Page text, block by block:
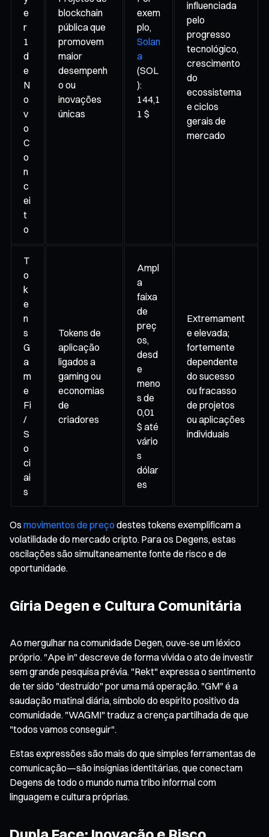
e
r
1
d
e
N
o
v
o
C
o
n
c
ei
t
o
blockchain
pública que
promovem
maior
desempenh
o ou
inovações
únicas
exem
plo,
Solan
a
(SOL
):
144,1
1 $
influenciada
pelo
progresso
tecnológico,
crescimento
do
ecossistema
e ciclos
gerais de
mercado
T
o
k
e
n
s
G
a
m
e
Fi
/
S
o
ci
ai
s
Tokens de
aplicação
ligados a
gaming ou
economias
de
criadores
Ampl
a
faixa
de
preç
os,
desd
e
meno
s de
0,01
$ até
vário
s
dólar
es
Extremament
e elevada;
fortemente
dependente
do sucesso
ou fracasso
de projetos
ou aplicações
individuais
Os movimentos de preçodestes tokens exemplificam a
volatilidade do mercado cripto. Para os Degens, estas
oscilações são simultaneamente fonte de risco e de
oportunidade.
Gíria Degen e Cultura Comunitária
Ao mergulhar na comunidade Degen, ouve-se um léxico
próprio. "Ape in" descreve de forma vívida o ato de investir
sem grande pesquisa prévia. "Rekt" expressa o sentimento
de ter sido "destruído" por uma má operação. "GM" é a
saudação matinal diária, símbolo do espírito positivo da
comunidade. "WAGMI" traduz a crença partilhada de que
"todos vamos conseguir".
Estas expressões são mais do que simples ferramentas de
comunicação—são insígnias identitárias, que conectam
Degens de todo o mundo numa tribo informal com
linguagem e cultura próprias.